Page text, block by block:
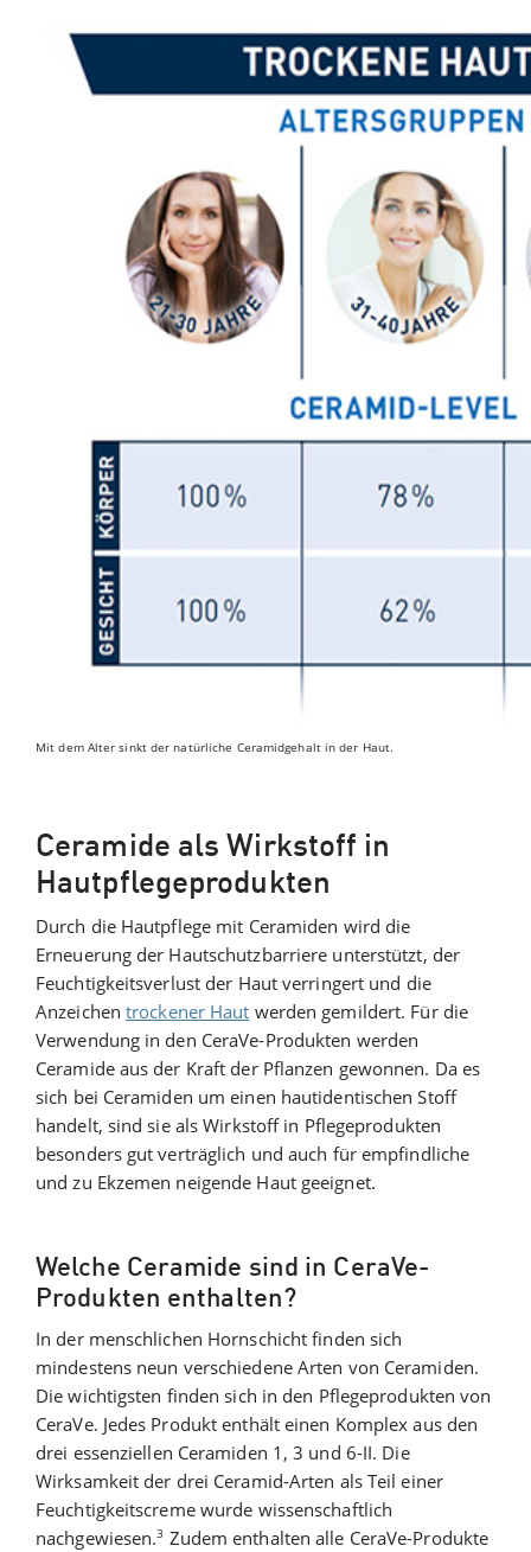
Mit dem Alter sinkt der natürliche Ceramidgehalt in der Haut.
Ceramide als Wirkstoff in
Hautpflegeprodukten
Durch die Hautpflege mit Ceramiden wird die
Erneuerung der Hautschutzbarriere unterstützt, der
Feuchtigkeitsverlust der Haut verringert und die
Anzeichen trockener Haut werden gemildert. Für die
Verwendung in den CeraVe-Produkten werden
Ceramide aus der Kraft der Pflanzen gewonnen. Da es
sich bei Ceramiden um einen hautidentischen Stoff
handelt, sind sie als Wirkstoff in Pflegeprodukten
besonders gut verträglich und auch für empfindliche
und zu Ekzemen neigende Haut geeignet.
Welche Ceramide sind in CeraVe-
Produkten enthalten?
In der menschlichen Hornschicht finden sich
mindestens neun verschiedene Arten von Ceramiden.
Die wichtigsten finden sich in den Pflegeprodukten von
CeraVe. Jedes Produkt enthält einen Komplex aus den
drei essenziellen Ceramiden 1, 3 und 6-II. Die
Wirksamkeit der drei Ceramid-Arten als Teil einer
Feuchtigkeitscreme wurde wissenschaftlich
nachgewiesen.3 Zudem enthalten alle CeraVe-Produkte